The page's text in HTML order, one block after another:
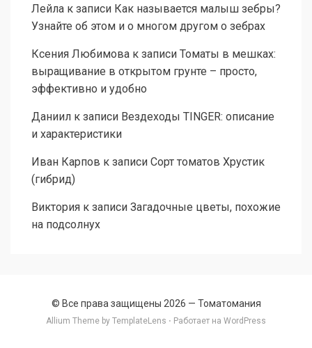
Лейла к записи Как называется малыш зебры?
Узнайте об этом и о многом другом о зебрах
Ксения Любимова к записи Томаты в мешках:
выращивание в открытом грунте – просто,
эффективно и удобно
Даниил к записи Вездеходы TINGER: описание
и характеристики
Иван Карпов к записи Сорт томатов Хрустик
(гибрид)
Виктория к записи Загадочные цветы, похожие
на подсолнух
© Все права защищены 2026 — Томатомания
Allium Theme by TemplateLens ⋅ Работает на WordPress